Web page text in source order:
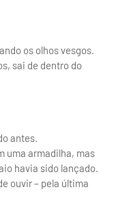
os olhos vesgos.
sai de dentro do
antes.
uma armadilha, mas
havia sido lançado.
ouvir – pela última